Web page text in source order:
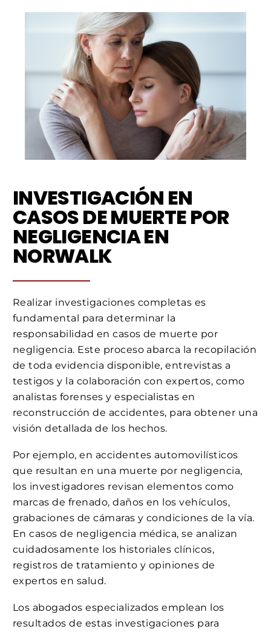
INVESTIGACIÓN EN
CASOS DE MUERTE POR
NEGLIGENCIA EN
NORWALK
Realizar investigaciones completas es
fundamental para determinar la
responsabilidad en casos de muerte por
negligencia. Este proceso abarca la recopilación
de toda evidencia disponible, entrevistas a
testigos y la colaboración con expertos, como
analistas forenses y especialistas en
reconstrucción de accidentes, para obtener una
visión detallada de los hechos.
Por ejemplo, en accidentes automovilísticos
que resultan en una muerte por negligencia,
los investigadores revisan elementos como
marcas de frenado, daños en los vehículos,
grabaciones de cámaras y condiciones de la vía.
En casos de negligencia médica, se analizan
cuidadosamente los historiales clínicos,
registros de tratamiento y opiniones de
expertos en salud.
Los abogados especializados emplean los
resultados de estas investigaciones para